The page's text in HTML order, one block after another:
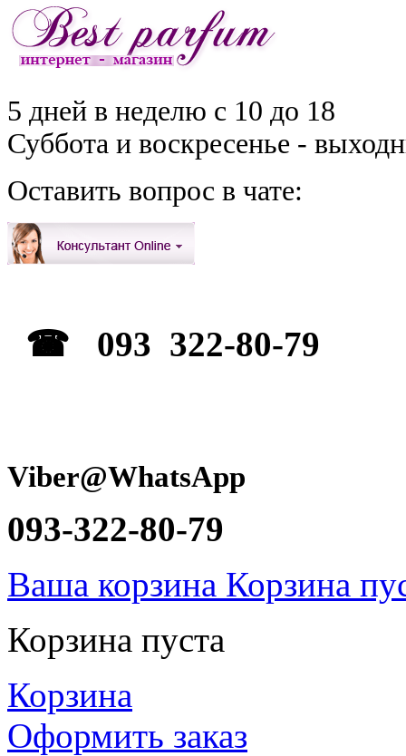
5 дней в неделю с 10 до 18
Суббота и воскресенье -
Оставить вопрос в чате:
☎ 093 322-80-79
Viber@WhatsApp
093-322-80-79
Ваша корзина Корзина
Корзина пуста
Корзина
Оформить заказ